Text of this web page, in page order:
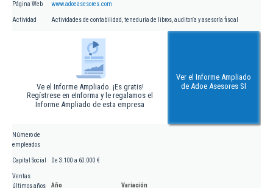
Página Web www.adoeasesores.com
Actividad Actividades de contabilidad, teneduría de libros, auditoría y asesoría fiscal
Ve el Informe Ampliado. ¡Es gratis!
Regístrese en eInforma y le regalamos el
Informe Ampliado de esta empresa
Ver el Informe Ampliado
de Adoe Asesores Sl
Número de
empleados
Capital Social De 3.100 a 60.000 €
Ventas
últimos años
Año
Variación